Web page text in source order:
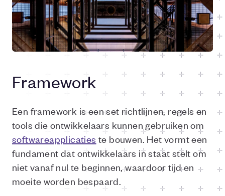
Framework
Een framework is een set richtlijnen, regels en
tools die ontwikkelaars kunnen gebruiken om
softwareapplicaties te bouwen. Het vormt een
fundament dat ontwikkelaars in staat stelt om
niet vanaf nul te beginnen, waardoor tijd en
moeite worden bespaard.